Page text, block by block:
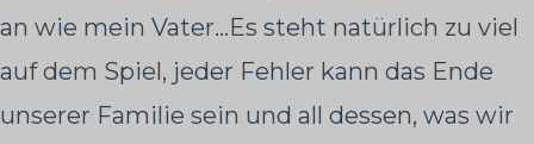
an wie mein Vater…Es steht natürlich zu viel
auf dem Spiel, jeder Fehler kann das Ende
unserer Familie sein und all dessen, was wir